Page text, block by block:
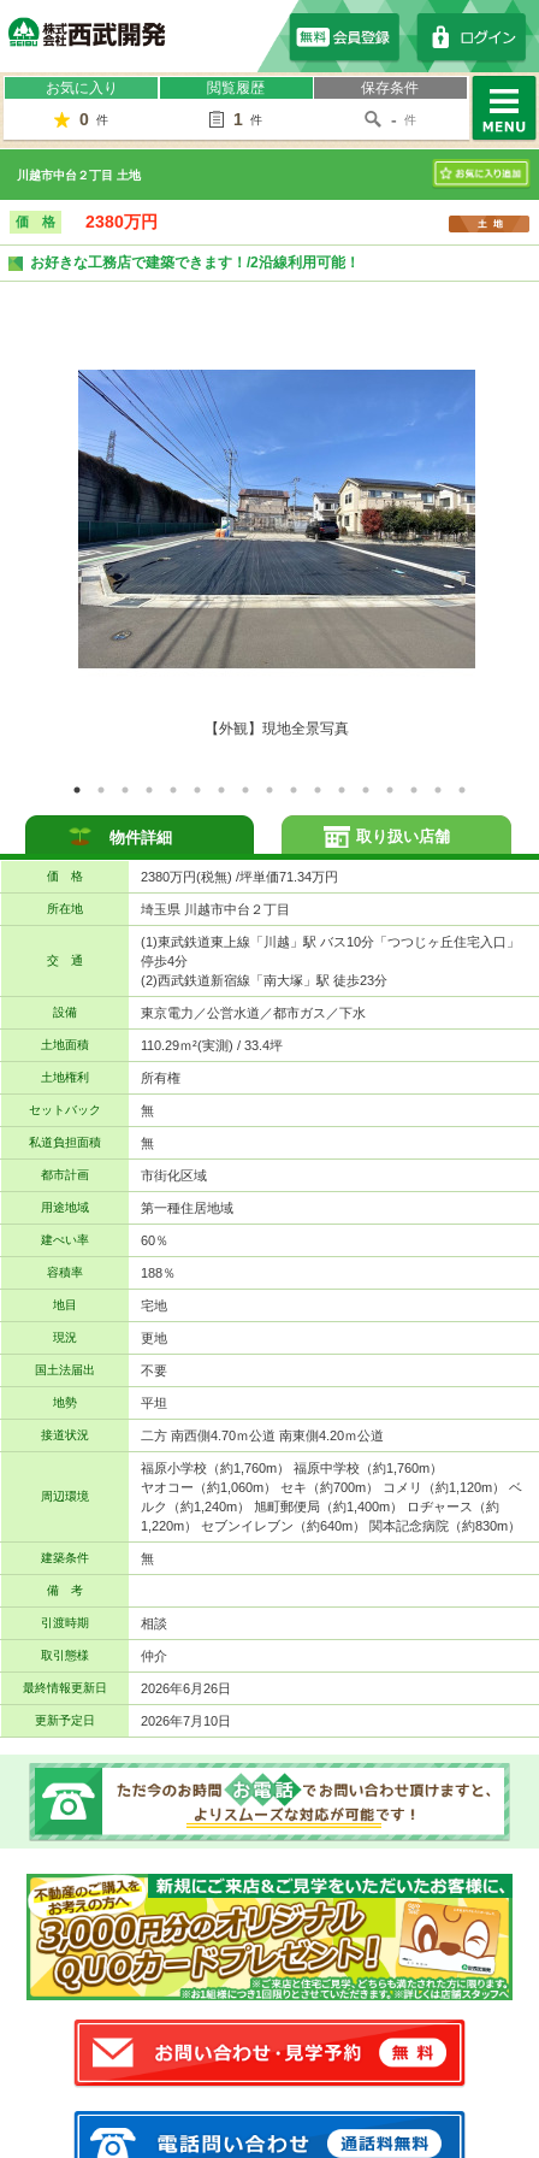
お気に入り
0 件
閲覧履歴
1 件
保存条件
- 件
MENU
川越市中台２丁目 土地
お気に入り
価 格 2380万円
お好きな工務店で建築できます！/2沿線利用可能！
【外観】現地全景写真
物件詳細
価 格 2380万円(税無) /坪単価71.34万円
所在地 埼玉県 川越市中台２丁目
交 通
(1)東武鉄道東上線「川越」駅 バス10分「つつじヶ丘住宅入口」
停歩4分
(2)西武鉄道新宿線「南大塚」駅 徒歩23分
設備 東京電力／公営水道／都市ガス／下水
土地面積 110.29ｍ²(実測) / 33.4坪
土地権利 所有権
セットバック 無
私道負担面積 無
都市計画 市街化区域
用途地域 第一種住居地域
建ぺい率 60％
容積率 188％
地目 宅地
現況 更地
国土法届出 不要
地勢 平坦
接道状況 二方 南西側4.70ｍ公道 南東側4.20ｍ公道
周辺環境
福原小学校（約1,760m） 福原中学校（約1,760m）
ヤオコー（約1,060m） セキ（約700m） コメリ（約1,120m） ベ
ルク（約1,240m） 旭町郵便局（約1,400m） ロヂャース（約
1,220m） セブンイレブン（約640m） 関本記念病院（約830m）
建築条件 無
備 考
引渡時期 相談
取引態様 仲介
最終情報更新日 2026年6月26日
更新予定日 2026年7月10日
取り扱い店舗